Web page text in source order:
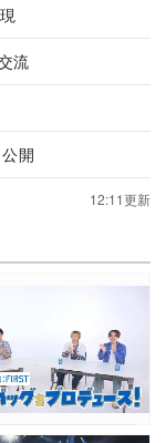
流
開
12:11更新